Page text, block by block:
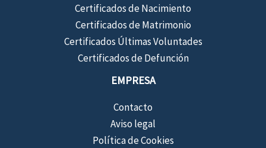
Certificados de Nacimiento
Certificados de Matrimonio
Certificados Últimas Voluntades
Certificados de Defunción
EMPRESA
Contacto
Aviso legal
Política de Cookies